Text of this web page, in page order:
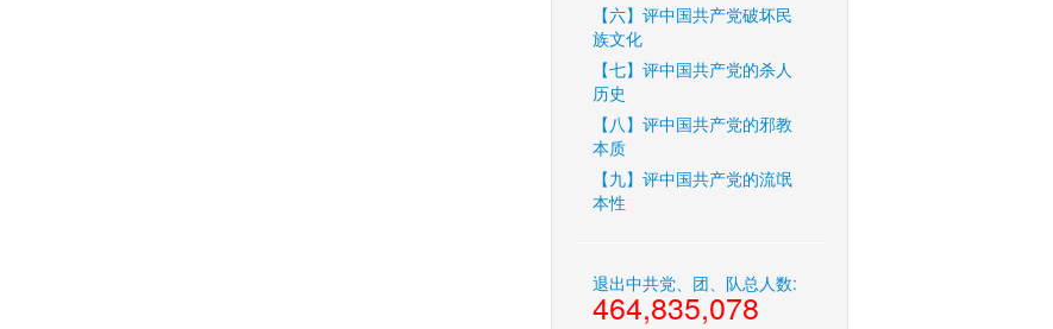
【六】评中国共产党破坏民
族文化
【七】评中国共产党的杀人
历史
【八】评中国共产党的邪教
本质
【九】评中国共产党的流氓
本性
退出中共党、团、队总人数:
464,835,078